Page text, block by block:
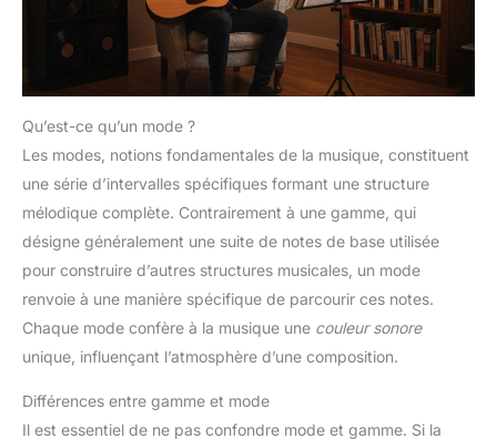
Qu’est-ce qu’un mode ?
Les modes, notions fondamentales de la musique, constituent
une série d’intervalles spécifiques formant une structure
mélodique complète. Contrairement à une gamme, qui
désigne généralement une suite de notes de base utilisée
pour construire d’autres structures musicales, un mode
renvoie à une manière spécifique de parcourir ces notes.
Chaque mode confère à la musique une couleur sonore
unique, influençant l’atmosphère d’une composition.
Différences entre gamme et mode
Il est essentiel de ne pas confondre mode et gamme. Si la